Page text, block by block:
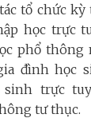
tổ chức kỳ
học trực
phổ thông
đình học
trực
tư thục.